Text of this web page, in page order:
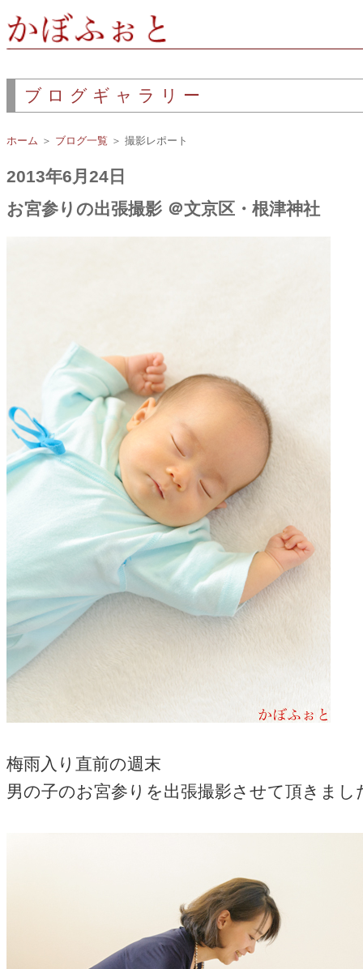
ブログギャラリー
ホーム ＞ ブログ一覧 ＞ 撮影レポート
2013年6月24日
お宮参りの出張撮影 ＠文京区・根津神社
梅雨入り直前の週末
男の子のお宮参りを出張撮影させて頂きまし